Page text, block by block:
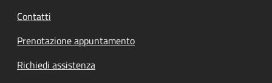
Contatti
Prenotazione appuntamento
Richiedi assistenza